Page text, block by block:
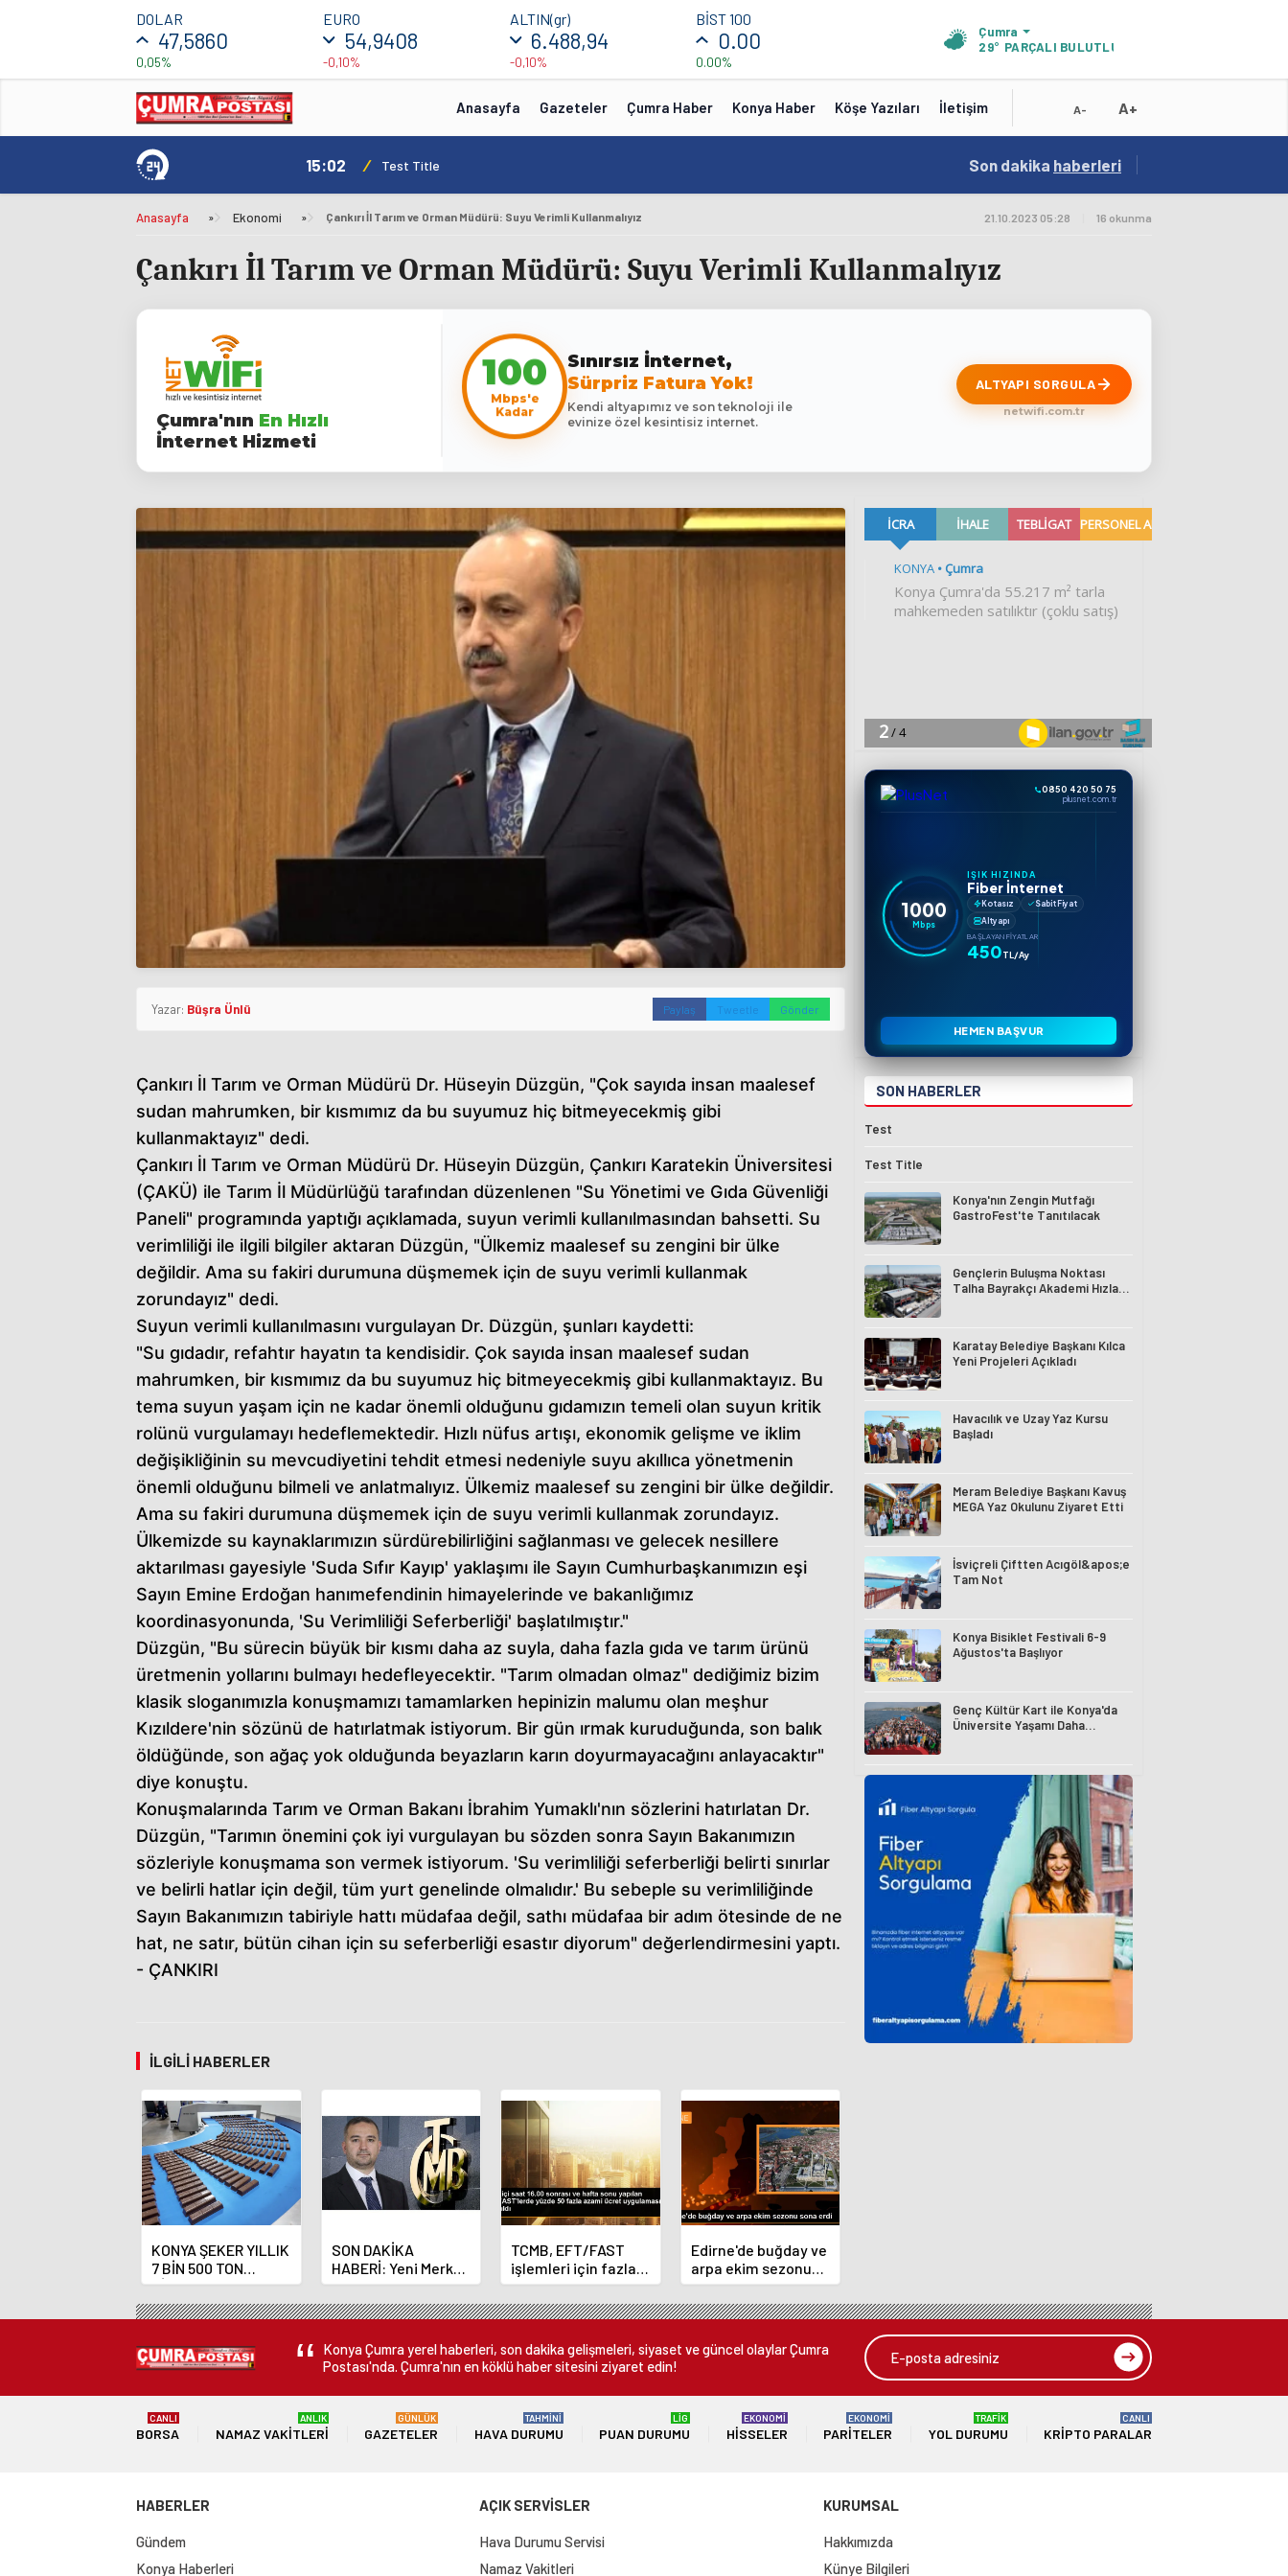
DOLAR
47,5860
0,05%
EURO
54,9408
-0,10%
ALTIN(gr)
6.488,94
-0,10%
BİST 100
0.00
0.00%
Çumra
29° PARÇALI BULUTLU
Anasayfa Gazeteler Çumra Haber Konya Haber Köşe Yazıları İletişim A- A+
15:02 / Test Title 19:01 / Konya'nın Zengin Mutfağı GastroFest'te
Son dakika haberleri
Anasayfa » Ekonomi » Çankırı İl Tarım ve Orman Müdürü: Suyu Verimli Kullanmalıyız 21.10.2023 05:28 16 okunma
Çankırı İl Tarım ve Orman Müdürü: Suyu Verimli Kullanmalıyız
Çumra'nın En Hızlı
İnternet Hizmeti
100
Mbps'e
Kadar
Sınırsız İnternet,
Sürpriz Fatura Yok!
Kendi altyapımız ve son teknoloji ile
evinize özel kesintisiz internet.
ALTYAPI SORGULA
netwifi.com.tr
Yazar: Büşra Ünlü Paylaş Tweetle Gönder
Çankırı İl Tarım ve Orman Müdürü Dr. Hüseyin Düzgün, "Çok sayıda insan maalesef
sudan mahrumken, bir kısmımız da bu suyumuz hiç bitmeyecekmiş gibi
kullanmaktayız" dedi.
Çankırı İl Tarım ve Orman Müdürü Dr. Hüseyin Düzgün, Çankırı Karatekin Üniversitesi
(ÇAKÜ) ile Tarım İl Müdürlüğü tarafından düzenlenen "Su Yönetimi ve Gıda Güvenliği
Paneli" programında yaptığı açıklamada, suyun verimli kullanılmasından bahsetti. Su
verimliliği ile ilgili bilgiler aktaran Düzgün, "Ülkemiz maalesef su zengini bir ülke
değildir. Ama su fakiri durumuna düşmemek için de suyu verimli kullanmak
zorundayız" dedi.
Suyun verimli kullanılmasını vurgulayan Dr. Düzgün, şunları kaydetti:
"Su gıdadır, refahtır hayatın ta kendisidir. Çok sayıda insan maalesef sudan
mahrumken, bir kısmımız da bu suyumuz hiç bitmeyecekmiş gibi kullanmaktayız. Bu
tema suyun yaşam için ne kadar önemli olduğunu gıdamızın temeli olan suyun kritik
rolünü vurgulamayı hedeflemektedir. Hızlı nüfus artışı, ekonomik gelişme ve iklim
değişikliğinin su mevcudiyetini tehdit etmesi nedeniyle suyu akıllıca yönetmenin
önemli olduğunu bilmeli ve anlatmalıyız. Ülkemiz maalesef su zengini bir ülke değildir.
Ama su fakiri durumuna düşmemek için de suyu verimli kullanmak zorundayız.
Ülkemizde su kaynaklarımızın sürdürebilirliğini sağlanması ve gelecek nesillere
aktarılması gayesiyle 'Suda Sıfır Kayıp' yaklaşımı ile Sayın Cumhurbaşkanımızın eşi
Sayın Emine Erdoğan hanımefendinin himayelerinde ve bakanlığımız
koordinasyonunda, 'Su Verimliliği Seferberliği' başlatılmıştır."
Düzgün, "Bu sürecin büyük bir kısmı daha az suyla, daha fazla gıda ve tarım ürünü
üretmenin yollarını bulmayı hedefleyecektir. "Tarım olmadan olmaz" dediğimiz bizim
klasik sloganımızla konuşmamızı tamamlarken hepinizin malumu olan meşhur
Kızıldere'nin sözünü de hatırlatmak istiyorum. Bir gün ırmak kuruduğunda, son balık
öldüğünde, son ağaç yok olduğunda beyazların karın doyurmayacağını anlayacaktır"
diye konuştu.
Konuşmalarında Tarım ve Orman Bakanı İbrahim Yumaklı'nın sözlerini hatırlatan Dr.
Düzgün, "Tarımın önemini çok iyi vurgulayan bu sözden sonra Sayın Bakanımızın
sözleriyle konuşmama son vermek istiyorum. 'Su verimliliği seferberliği belirti sınırlar
ve belirli hatlar için değil, tüm yurt genelinde olmalıdır.' Bu sebeple su verimliliğinde
Sayın Bakanımızın tabiriyle hattı müdafaa değil, sathı müdafaa bir adım ötesinde de ne
hat, ne satır, bütün cihan için su seferberliği esastır diyorum" değerlendirmesini yaptı.
- ÇANKIRI
İLGILI HABERLER
KONYA ŞEKER YILLIK
7 BİN 500 TON
ÇİKOLATALI ÜRÜN
ÜRETİLECEK
SON DAKİKA
HABERİ: Yeni Merkez
Bankası Başkanı
Fatih Karahan oldu
TCMB, EFT/FAST
işlemleri için fazla
ücret uygulamasını
kaldırdı
Edirne'de buğday ve
arpa ekim sezonu
sona erdi
0850 420 50 75
plusnet.com.tr
1000
Mbps
IŞIK HIZINDA
Fiber İnternet
Kotasız
Sabit Fiyat
Altyapı
BAŞLAYAN FIYATLAR
450TL/Ay
HEMEN BAŞVUR
SON HABERLER
Test
Test Title
Konya'nın Zengin Mutfağı
GastroFest'te Tanıtılacak
Gençlerin Buluşma Noktası
Talha Bayrakçı Akademi Hızla
Karatay Belediye Başkanı Kılca
Yeni Projeleri Açıkladı
Havacılık ve Uzay Yaz Kursu
Başladı
Meram Belediye Başkanı Kavuş
MEGA Yaz Okulunu Ziyaret Etti
İsviçreli Çiftten Acıgöl&apos;e
Tam Not
Konya Bisiklet Festivali 6-9
Ağustos'ta Başlıyor
Genç Kültür Kart ile Konya'da
Üniversite Yaşamı Daha
Konya Çumra yerel haberleri, son dakika gelişmeleri, siyaset ve güncel olaylar Çumra
Postası'nda. Çumra'nın en köklü haber sitesini ziyaret edin!
BORSA
CANLI
NAMAZ VAKITLERI
ANLIK
GAZETELER
GÜNLÜK
HAVA DURUMU
TAHMİNİ
PUAN DURUMU
LİG
HISSELER
EKONOMİ
PARITELER
EKONOMİ
YOL DURUMU
TRAFİK
KRIPTO PARALAR
CANLI
HABERLER
Gündem
Konya Haberleri
AÇIK SERVİSLER
Hava Durumu Servisi
Namaz Vakitleri
KURUMSAL
Hakkımızda
Künye Bilgileri